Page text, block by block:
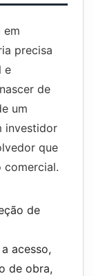
em
precisa
e
de
um
investidor
que
comercial.
de
acesso,
de obra,